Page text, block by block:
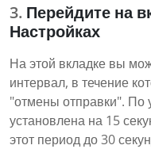
Перейдите на
Настройках
На этой вкладке вы
интервал, в течение
"отмены отправки". По
установлена на 15
этот период до 30